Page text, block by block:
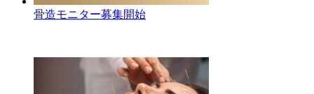
骨造モニター募集開始